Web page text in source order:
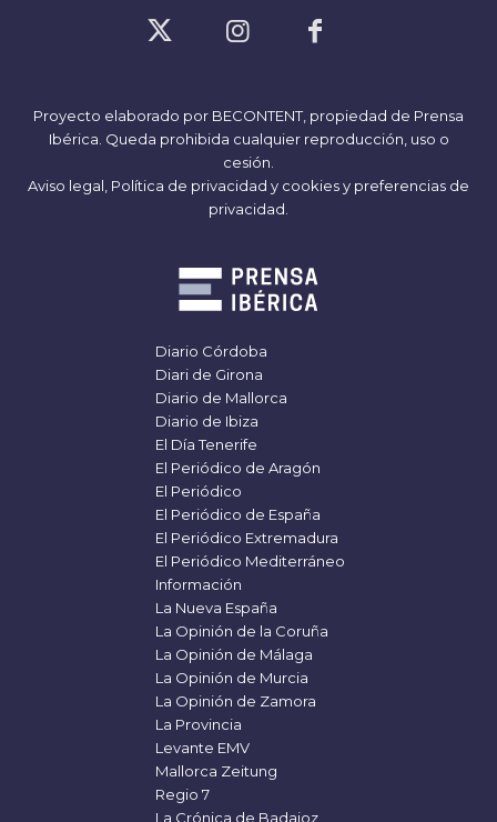
Proyecto elaborado por BECONTENT, propiedad de Prensa
Ibérica. Queda prohibida cualquier reproducción, uso o
cesión.
Aviso legal, Política de privacidad y cookiesy preferencias de
privacidad.
Diario Córdoba
Diari de Girona
Diario de Mallorca
Diario de Ibiza
El Día Tenerife
El Periódico de Aragón
El Periódico
El Periódico de España
El Periódico Extremadura
El Periódico Mediterráneo
Información
La Nueva España
La Opinión de la Coruña
La Opinión de Málaga
La Opinión de Murcia
La Opinión de Zamora
La Provincia
Levante EMV
Mallorca Zeitung
Regio 7
La Crónica de Badajoz